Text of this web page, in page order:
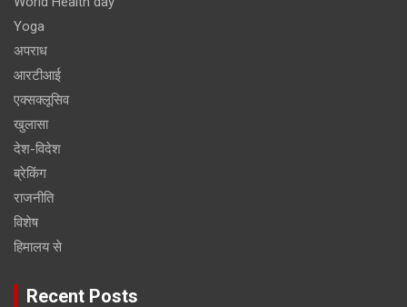
Yoga
अपराध
आरटीआई
एक्सक्लूसिव
खुलासा
देश-विदेश
ब्रेकिंग
राजनीति
विशेष
हिमालय से
Recent Posts